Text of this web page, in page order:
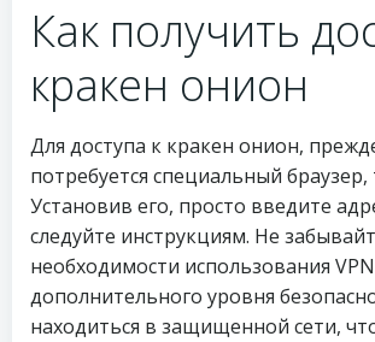
Как получить
кракен онион
Для доступа к кракен онион,
потребуется специальный
Установив его, просто введите
следуйте инструкциям. Не
необходимости использования
дополнительного уровня
находиться в защищенной сети,